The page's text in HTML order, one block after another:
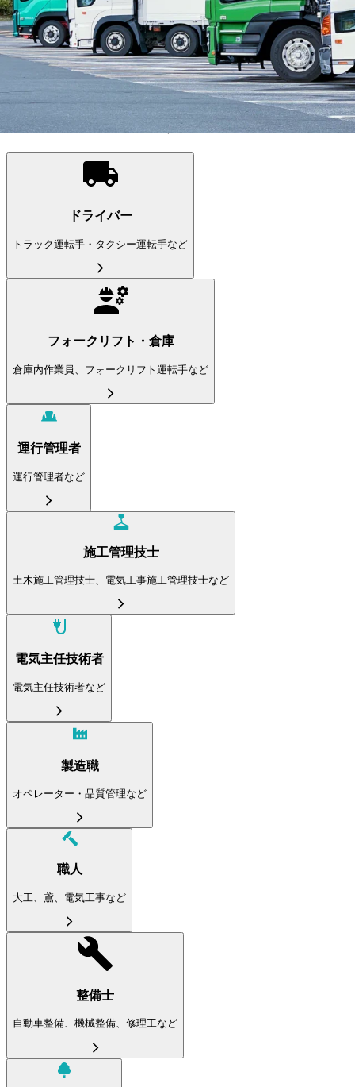
北海道美唄市のドライバー求人は9件が募集中です。美唄市
が属する北海道周辺では、札幌市、旭川市、函館市、札幌市
北区、札幌市東区あたりの求人が人気となっております。美
唄市は、人口約3万人で、小規模都市となっております。小
型トラック、中型トラック、大型トラック、トレーラーなど
幅広い求人を取り揃えているのでぜひご覧ください。
職種から求人を探す
ドライバー
トラック運転手・タクシー運転手など
フォークリフト・倉庫
倉庫内作業員、フォークリフト運転手など
運行管理者
運行管理者など
施工管理技士
土木施工管理技士、電気工事施工管理技士など
電気主任技術者
電気主任技術者など
製造職
オペレーター・品質管理など
職人
大工、鳶、電気工事など
整備士
自動車整備、機械整備、修理工など